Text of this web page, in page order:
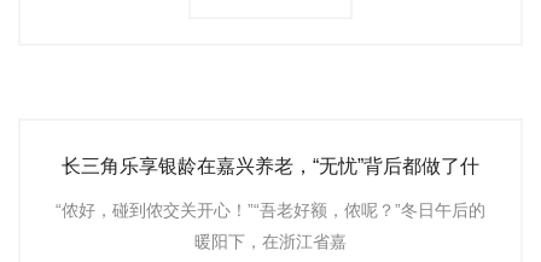
长三角乐享银龄在嘉兴养老，“无忧”背后都做了什
“侬好，碰到侬交关开心！”“吾老好额，侬呢？”冬日午后的
暖阳下，在浙江省嘉